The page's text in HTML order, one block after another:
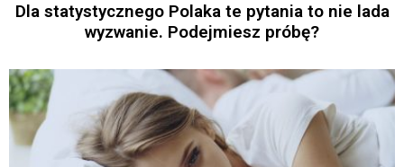
Dla statystycznego Polaka te pytania to nie lada
wyzwanie. Podejmiesz próbę?